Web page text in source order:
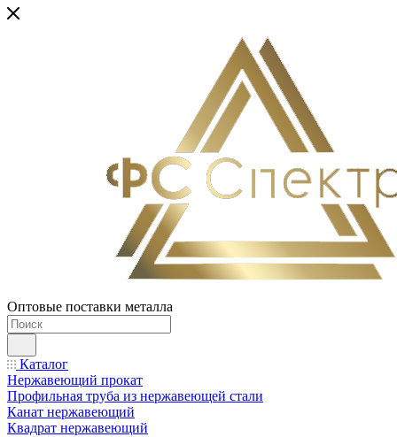
Оптовые поставки металла
Каталог
Нержавеющий прокат
Профильная труба из нержавеющей стали
Канат нержавеющий
Квадрат нержавеющий